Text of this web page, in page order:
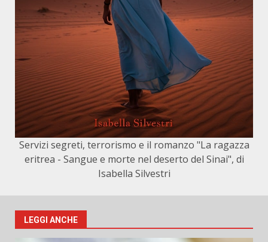
Servizi segreti, terrorismo e il romanzo "La ragazza
eritrea - Sangue e morte nel deserto del Sinai", di
Isabella Silvestri
LEGGI ANCHE